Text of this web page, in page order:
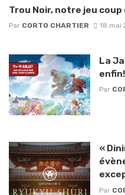
Trou Noir, notre jeu coup
Par CORTO CHARTIER 18 mai
La
enfin!
Par
«
Par